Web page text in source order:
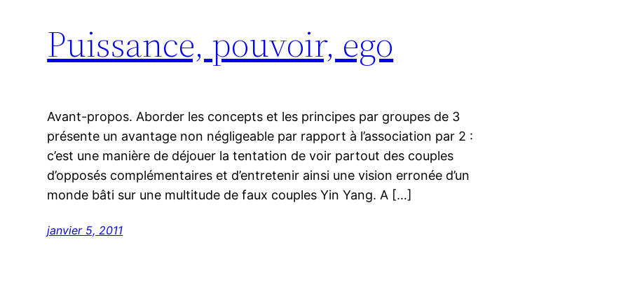
Puissance, pouvoir, ego
Avant-propos. Aborder les concepts et les principes par groupes de 3
présente un avantage non négligeable par rapport à l’association par 2 :
c’est une manière de déjouer la tentation de voir partout des couples
d’opposés complémentaires et d’entretenir ainsi une vision erronée d’un
monde bâti sur une multitude de faux couples Yin Yang. A […]
janvier 5, 2011